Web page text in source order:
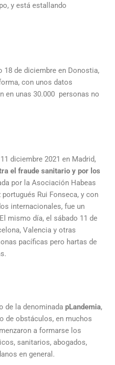
y está estallando
18 de diciembre en Donostia,
con unos datos
en unas 30.000 personas no
diciembre 2021 en Madrid,
el fraude sanitario y por los
por la Asociación Habeas
Rui Fonseca, y con
internacionales, fue un
mismo día, el sábado 11 de
Valencia y otras
pacíficas pero hartas de
de la denominada pLandemia,
de obstáculos, en muchos
a formarse los
sanitarios, abogados,
en general.